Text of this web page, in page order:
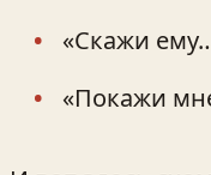
«Скажи
«Покажи